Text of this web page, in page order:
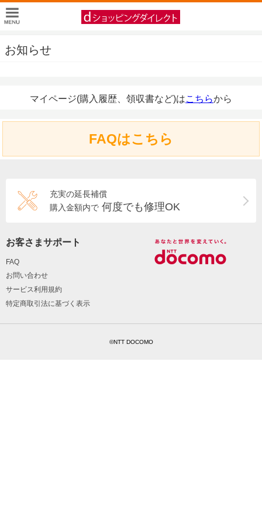
お知らせ
マイページ(購入履歴、領収書など)はこちらから
FAQはこちら
充実の延長補償
購入金額内で 何度でも修理OK
お客さまサポート
FAQ
お問い合わせ
サービス利用規約
特定商取引法に基づく表示
©NTT DOCOMO